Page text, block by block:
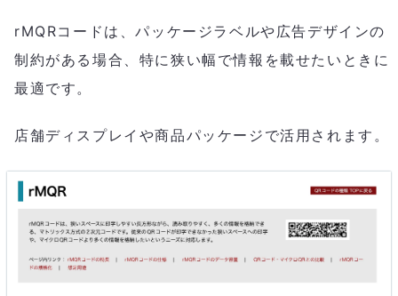
rMQRコードは、パッケージラベルや広告デザインの
制約がある場合、特に狭い幅で情報を載せたいときに
最適です。
店舗ディスプレイや商品パッケージで活用されます。